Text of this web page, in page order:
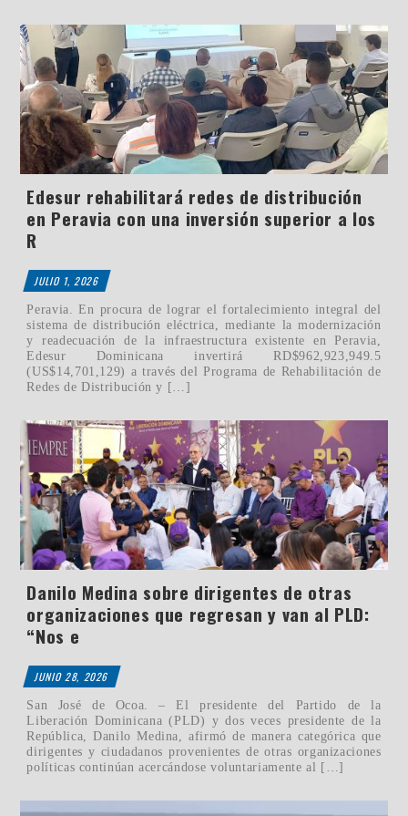
Edesur rehabilitará redes de distribución
en Peravia con una inversión superior a los
R
JULIO 1, 2026
Peravia. En procura de lograr el fortalecimiento integral del
sistema de distribución eléctrica, mediante la modernización
y readecuación de la infraestructura existente en Peravia,
Edesur Dominicana invertirá RD$962,923,949.5
(US$14,701,129) a través del Programa de Rehabilitación de
Redes de Distribución y […]
Danilo Medina sobre dirigentes de otras
organizaciones que regresan y van al PLD:
“Nos e
JUNIO 28, 2026
San José de Ocoa. – El presidente del Partido de la
Liberación Dominicana (PLD) y dos veces presidente de la
República, Danilo Medina, afirmó de manera categórica que
dirigentes y ciudadanos provenientes de otras organizaciones
políticas continúan acercándose voluntariamente al […]